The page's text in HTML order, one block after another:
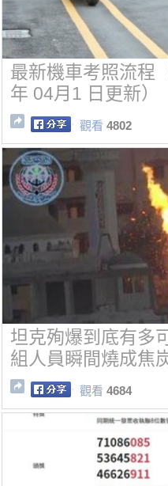
最新機車考照流程
年 04月1 日更新）
觀看 4802
坦克殉爆到底有多
組人員瞬間燒成焦
觀看 4684